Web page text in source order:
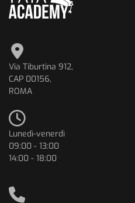
Via Tiburtina 912,
CAP 00156,
ROMA
Lunedì-venerdì
09:00 - 13:00
14:00 - 18:00